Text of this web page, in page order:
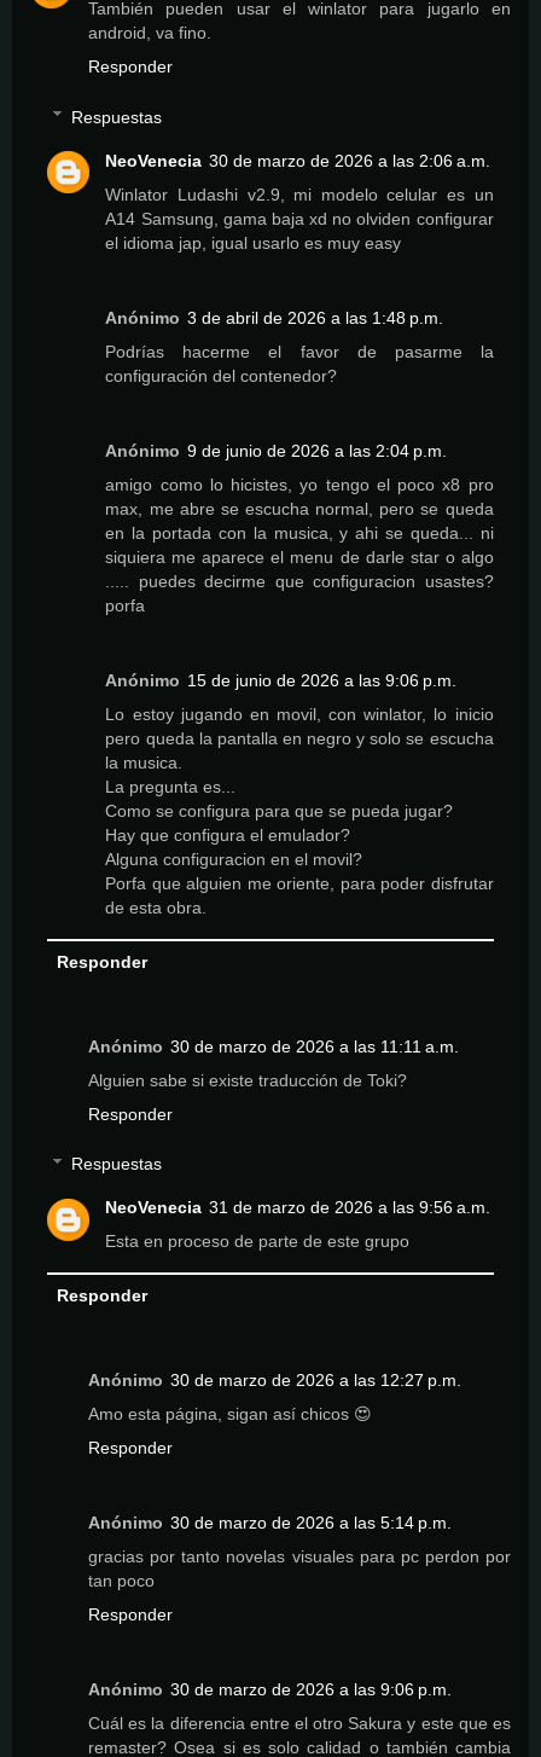
También pueden usar el winlator para jugarlo en
android, va fino.
Responder
Respuestas
NeoVenecia 30 de marzo de 2026 a las 2:06 a.m.
Winlator Ludashi v2.9, mi modelo celular es un
A14 Samsung, gama baja xd no olviden configurar
el idioma jap, igual usarlo es muy easy
Anónimo 3 de abril de 2026 a las 1:48 p.m.
Podrías hacerme el favor de pasarme la
configuración del contenedor?
Anónimo 9 de junio de 2026 a las 2:04 p.m.
amigo como lo hicistes, yo tengo el poco x8 pro
max, me abre se escucha normal, pero se queda
en la portada con la musica, y ahi se queda... ni
siquiera me aparece el menu de darle star o algo
..... puedes decirme que configuracion usastes?
porfa
Anónimo 15 de junio de 2026 a las 9:06 p.m.
Lo estoy jugando en movil, con winlator, lo inicio
pero queda la pantalla en negro y solo se escucha
la musica.
La pregunta es...
Como se configura para que se pueda jugar?
Hay que configura el emulador?
Alguna configuracion en el movil?
Porfa que alguien me oriente, para poder disfrutar
de esta obra.
Responder
Anónimo 30 de marzo de 2026 a las 11:11 a.m.
Alguien sabe si existe traducción de Toki?
Responder
Respuestas
NeoVenecia 31 de marzo de 2026 a las 9:56 a.m.
Esta en proceso de parte de este grupo
Responder
Anónimo 30 de marzo de 2026 a las 12:27 p.m.
Amo esta página, sigan así chicos 😍
Responder
Anónimo 30 de marzo de 2026 a las 5:14 p.m.
gracias por tanto novelas visuales para pc perdon por
tan poco
Responder
Anónimo 30 de marzo de 2026 a las 9:06 p.m.
Cuál es la diferencia entre el otro Sakura y este que es
remaster? Osea si es solo calidad o también cambia